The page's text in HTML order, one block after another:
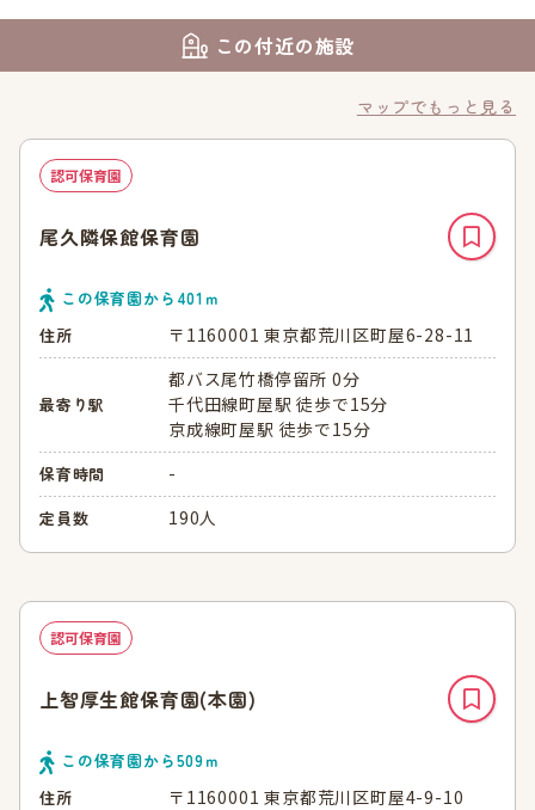
この付近の施設
マップでもっと見る
認可保育園
尾久隣保館保育園
この保育園から 401 ｍ
住所
〒1160001 東京都荒川区町屋6-28-11
最寄り駅
都バス尾竹橋停留所 0分
千代田線町屋駅 徒歩で15分
京成線町屋駅 徒歩で15分
保育時間 -
定員数 190人
認可保育園
上智厚生館保育園(本園)
この保育園から509ｍ
住所
〒1160001 東京都荒川区町屋4-9-10